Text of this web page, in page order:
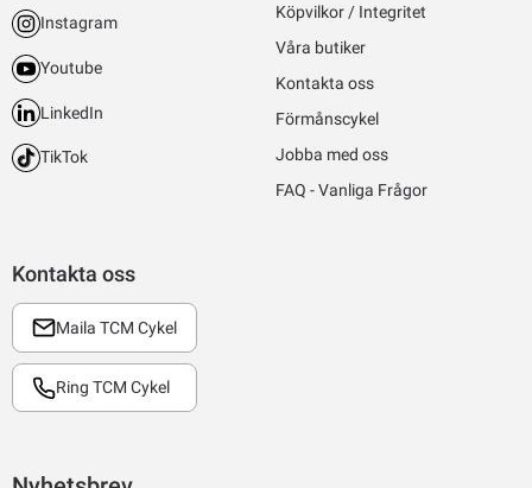
Kontakta oss
Maila TCM Cykel
Ring TCM Cykel
Instagram
Youtube
LinkedIn
TikTok
Köpvilkor / Integritet
Våra butiker
Kontakta oss
Förmånscykel
Jobba med oss
FAQ - Vanliga Frågor